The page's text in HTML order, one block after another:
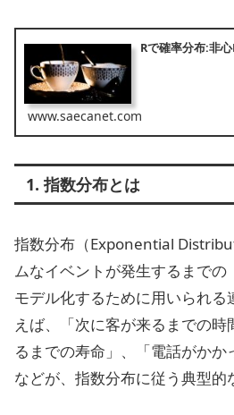
Rで確率分布:非
www.saecanet.com
1. 指数分布とは
指数分布（Exponential
ムなイベントが発生するまでの
モデル化するために用いられる
えば、「次に客が来るまでの
るまでの寿命」、「電話がかか
などが、指数分布に従う典型的